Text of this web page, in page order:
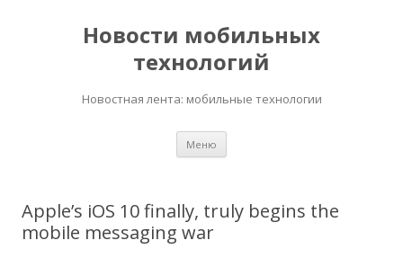
Новости мобильных
технологий
Новостная лента: мобильные технологии
Меню
Apple’s iOS 10 finally, truly begins the
mobile messaging war